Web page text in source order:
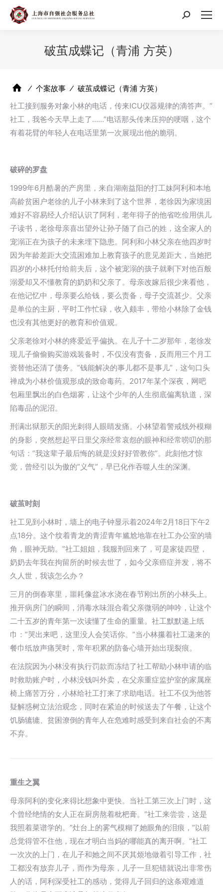
搜
破茧成蝶记（青浦 方英）
⁄ 个案故事 ⁄ 破茧成蝶记（青浦 方英）
社工接到服务对象小林的电话，传来ICU仪器规律的滴答声。”
社工，我爸今天早上走了……”电话那头传来压抑的哽咽，这个
有着花臂的年轻人在电话里第一次展现出他的脆弱。
破碎的罗盘
1999年6月酷暑的产房里，来自湖南益阳的打工妹阿利和本地
高龄贫困户老徐的儿子小林来到了这个世界，老徐因为家境困
难好不容易经人介绍认识了阿利，老年得子的他省吃俭用供儿
子读书，老徐母亲喜出望外让孙子随了自己的姓，这全家人的
宠溺正在为孩子的未来埋下隐患。阿利和小林父亲在他四岁时
因为年龄差距大交流困难加上教育孩子的意见差距大，当她把
四岁的小林托付给前夫后，这个被宠溺的孩子就剩下对他百般
溺爱却又不懂教育的奶奶和父亲了。母亲改嫁后很少来看他，
在他记忆中，母亲要么给钱，要么责备，母子交流甚少。父亲
是单位的主厨，平时工作忙碌，收入颇丰，带给小林除了金钱
也没有其他更好的教育和价值观。
父亲老徐对小林的疼爱近乎偏执。在儿子十二岁那年，老徐发
现儿子偷偷购买游戏装备时，不仅没有责备，反而用三个月工
资替他还清了债务。”钱能解决的事儿都不是事儿”，这句口头
禅成为小林价值观形成的致命毒药。2017年某个深夜，网吧
包厢里飘出的白色烟雾，让这个少年的人生彻底偏离轨道，深
陷毒品的泥沼。
刑满出狱那天的阳光刺得人眼睛发痛。小林望着警戒线外模糊
的身影，突然想起平日里父亲经常哀怨的眼神和经常唠叨的那
句话：”我这辈子最后悔的就是没好好管教你”。此刻他才惊
觉，曾经引以为傲的”义气”，早已化作吞噬人生的深渊。
破茧时刻
社工见到小林时，墙上的电子钟显示着2024年2月18日下午2
点18分。这个纹着青龙的青涩青年尴尬地靠在社工办公室的墙
角，眼神无助。“社工姐姐，我服刑回来了，可是家徒四壁，
奶奶去年我在拘留所的时候去世了，如今父亲癌症并发，将不
久人世，我该怎么办？
三月的倒春寒里，噩耗像盆冰水浇在春节刚出所的小林头上。
推开病房门的瞬间，消毒水味混合着父亲微弱的呻吟，让这个
二十五岁的青年第一次读懂了生命的重量。社工默默递上纸
巾：”哭出来吧，这里没人会笑话你。”当小林攥着社工递来的
餐巾纸放声痛哭时，常年积累的防备心墙开始出现裂痕。
在法院因为小林没有执行罚款而冻结了社工帮助小林申请的临
时救助账户时，小林没钱叫外卖，在父亲重症监护室的家属座
椅上痛苦万分，小林给社工打来了求助电话。社工不仅为他答
疑解惑树立法治观念，同时在紧迫的时候送去了午餐，让这个
饥肠辘辘、贫困潦倒的青年人在危难时感受到来自社会的不离
不弃。
重生之翼
母亲阿利的变化来得比想象中更快。当社工第三次上门时，这
个曾经绝情的女人正在厨房熬着枇杷膏。”社工来尝尝，这是
我照着菜谱学的。”灶台上的雾气模糊了她眼角的泪痕，”以前
总觉得管不住他，现在才明白当妈的哪能真的离开啊。”社工
一次次的上门，在儿子和她之间不厌其烦地做着引导工作，社
工都没有放弃儿子，而作为母亲，儿子一旦犯错就说出非常伤
人的话，阿利深受社工的感动，觉得儿子回归的这条艰难道